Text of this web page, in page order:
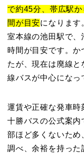
で約45分、帯広駅
間が目安になります
室本線の池田駅で、
時間が目安です。か
たが、現在は廃線
線バスが中心になっ
運賃や正確な発車時
十勝バスの公式案内
部ほど多くないため
調べ、余裕を持った